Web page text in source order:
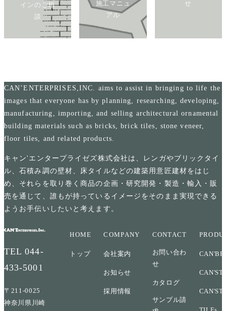
インのご相
談
施工マニュ
アル
せ
CAN’ENTERPRISES,INC. aims to assist in bringing to life the
images that everyone has by planning, researching, developing,
manufacturing, importing, and selling architectural ornamental
building materials such as bricks, brick tiles, stone veneer,
floor tiles, and related products.
キャン'エンタープライゼズ株式会社は、レンガやブリックタイ
ル、石積み調の壁材、床タイルなどの建築用意匠建材をはじ
め、それらを取り巻く商品の企画・研究開発・製造・輸入・販
売を通じて、誰もが持っているイメージをそのまま実現できる
ようお手伝いしたいと考えます。
TEL044-
433-5001
〒211-0025
神奈川県川崎
HOME
トップ
COMPANY
会社案内
お知らせ
採用情報
CONTACT
お問い合わ
せ
カタログ
サンプル請